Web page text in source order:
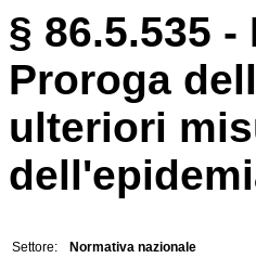
§ 86.5.535
Proroga
ulteriori
Settore:
Normativa nazionale